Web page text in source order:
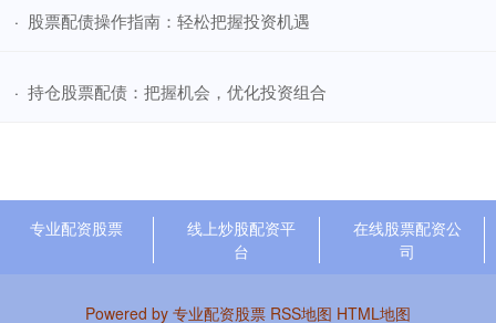
· ​股票配债操作指南：轻松把握投资机遇
· ​持仓股票配债：把握机会，优化投资组合
专业配资股票
线上炒股配资平
台
在线股票配资公
司
Powered by 专业配资股票 RSS地图 HTML地图